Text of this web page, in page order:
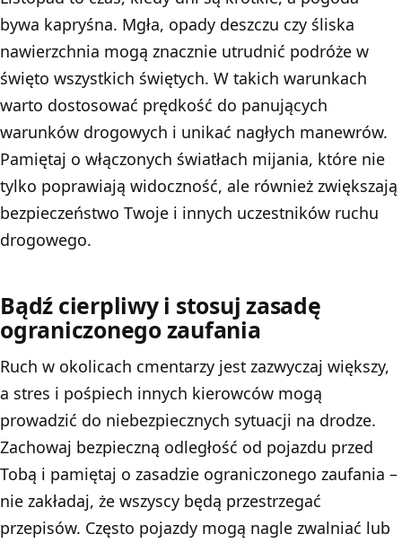
bywa kapryśna. Mgła, opady deszczu czy śliska
nawierzchnia mogą znacznie utrudnić podróże w
święto wszystkich świętych. W takich warunkach
warto dostosować prędkość do panujących
warunków drogowych i unikać nagłych manewrów.
Pamiętaj o włączonych światłach mijania, które nie
tylko poprawiają widoczność, ale również zwiększają
bezpieczeństwo Twoje i innych uczestników ruchu
drogowego.
Bądź cierpliwy i stosuj zasadę
ograniczonego zaufania
Ruch w okolicach cmentarzy jest zazwyczaj większy,
a stres i pośpiech innych kierowców mogą
prowadzić do niebezpiecznych sytuacji na drodze.
Zachowaj bezpieczną odległość od pojazdu przed
Tobą i pamiętaj o zasadzie ograniczonego zaufania –
nie zakładaj, że wszyscy będą przestrzegać
przepisów. Często pojazdy mogą nagle zwalniać lub